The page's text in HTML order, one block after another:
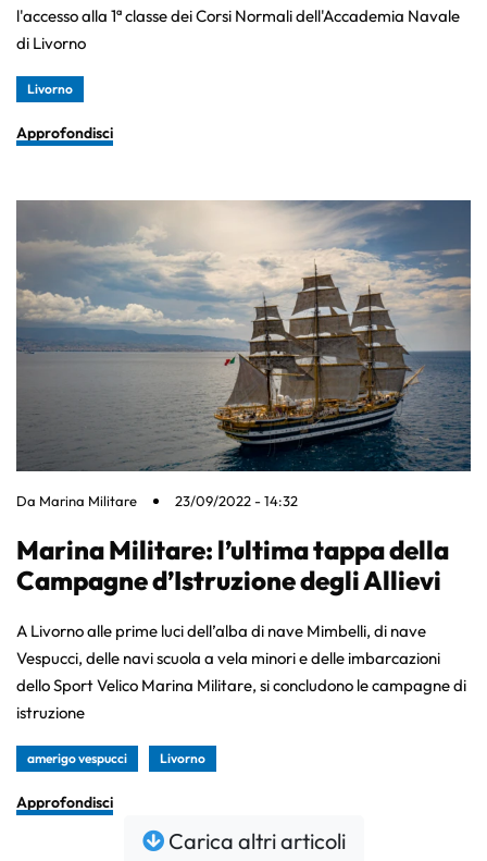
l'accesso alla 1ª classe dei Corsi Normali dell'Accademia Navale
di Livorno
Livorno
Approfondisci
Da Marina Militare 23/09/2022 - 14:32
Marina Militare: l’ultima tappa della
Campagne d’Istruzione degli Allievi
A Livorno alle prime luci dell’alba di nave Mimbelli, di nave
Vespucci, delle navi scuola a vela minori e delle imbarcazioni
dello Sport Velico Marina Militare, si concludono le campagne di
istruzione
amerigo vespucci Livorno
Approfondisci
Carica altri articoli